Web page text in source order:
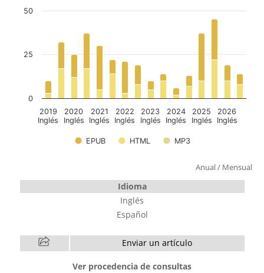
Anual/ Mensual
Idioma
Inglés
Español
Enviar un artículo
Ver procedencia de consultas